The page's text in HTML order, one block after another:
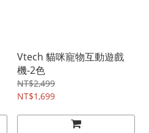
Vtech 貓咪寵物互動遊戲
機-2色
NT$2,499
NT$1,699